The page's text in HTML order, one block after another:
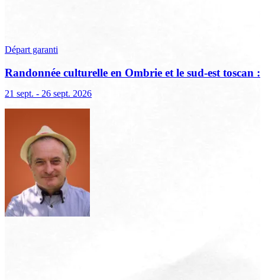
Départ garanti
Randonnée culturelle en Ombrie et le sud-est toscan :
21 sept. - 26 sept. 2026